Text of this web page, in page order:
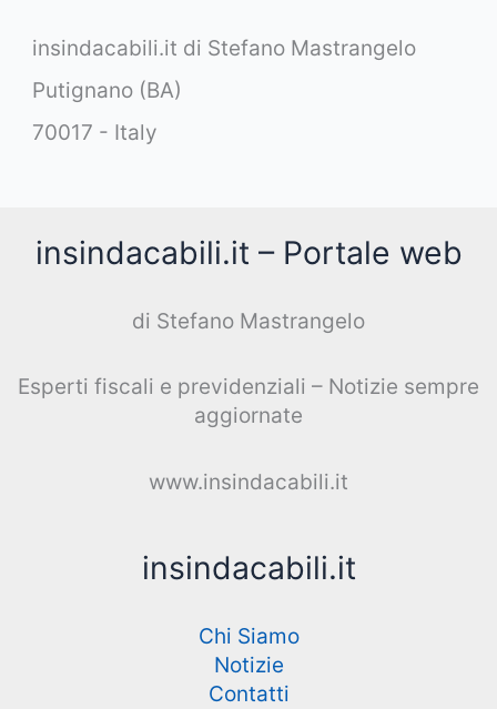
insindacabili.it di Stefano Mastrangelo
Putignano (BA)
70017 - Italy
insindacabili.it – Portale web
di Stefano Mastrangelo
Esperti fiscali e previdenziali – Notizie sempre
aggiornate
www.insindacabili.it
insindacabili.it
Chi Siamo
Notizie
Contatti